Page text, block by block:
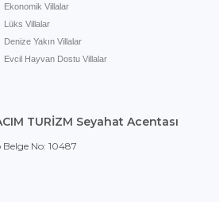
Ekonomik Villalar
Lüks Villalar
Denize Yakın Villalar
Evcil Hayvan Dostu Villalar
TURİZM Seyahat Acentası
Belge No: 10487